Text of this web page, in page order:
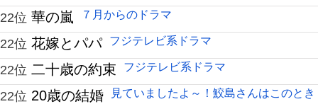
22位 華の嵐 ７月からのドラマ
22位 花嫁とパパ フジテレビ系ドラマ
22位 二十歳の約束 フジテレビ系ドラマ
22位 20歳の結婚 見ていましたよ～！鮫島さんはこのとき